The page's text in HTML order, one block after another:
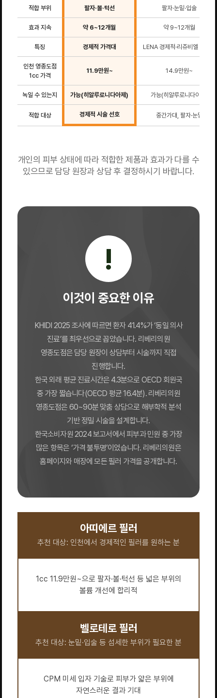
적합 부위 팔자·볼·턱선 팔자·눈밑·입술
효과 지속 약 6~12개월 약 9~12개월
특징 경제적 가격대 LENA 경제적·리쥬비엘 중간가
인천 영종도점
1cc 가격
11.9만원~ 14.9만원~
녹일 수 있는지 가능(히알루로니다아제) 가능(히알루로니다아제)
적합 대상 경제적 시술 선호 중간가대, 팔자·눈밑
개인의 피부 상태에 따라 적합한 제품과 효과가 다를 수
있으므로 담당 원장과 상담 후 결정하시기 바랍니다.
!
이것이 중요한 이유
KHIDI 2025 조사에 따르면 환자 41.4%가 ‘동일 의사
진료’를 최우선으로 꼽았습니다. 리베리의원
영종도점은 담당 원장이 상담부터 시술까지 직접
진행합니다.
한국 외래 평균 진료시간은 4.3분으로 OECD 회원국
중 가장 짧습니다(OECD 평균 16.4분). 리베리의원
영종도점은 60~90분 맞춤 상담으로 해부학적 분석
기반 정밀 시술을 설계합니다.
한국소비자원 2024 보고서에서 피부과 민원 중 가장
많은 항목은 ‘가격 불투명’이었습니다. 리베리의원은
홈페이지와 매장에 모든 필러 가격을 공개합니다.
아띠에르 필러
추천 대상: 인천에서 경제적인 필러를 원하는 분
1cc 11.9만원~으로 팔자·볼·턱선 등 넓은 부위의
볼륨 개선에 합리적
벨로테로 필러
추천 대상: 눈밑·입술 등 섬세한 부위가 필요한 분
CPM 미세 입자 기술로 피부가 얇은 부위에
자연스러운 결과 기대